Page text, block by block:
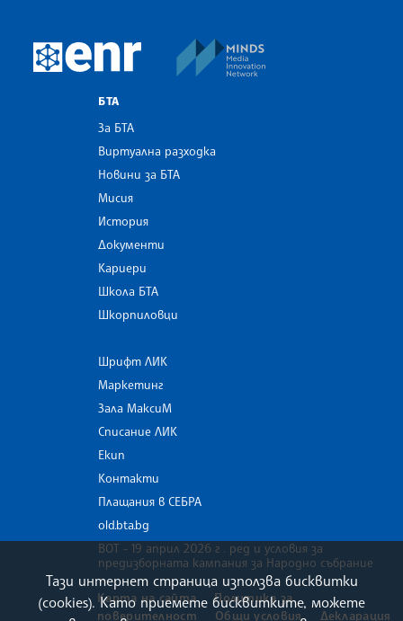
European Newsroom
БТА
За БТА
Виртуална разходка
Новини за БТА
Мисия
История
Документи
Кариери
Школа БТА
Шкорпиловци
Шрифт ЛИК
Маркетинг
Зала МаксиМ
Списание ЛИК
Екип
Контакти
Плащания в СЕБРА
old.bta.bg
ВОТ - 19 април 2026 г . ред и условия за
предизборната кампания за Народно събрание
Карта на сайта
Политика за
поверителност
Общи условия Декларация
Тази интернет страница използва бисквитки
(cookies). Като приемете бисквитките, можете